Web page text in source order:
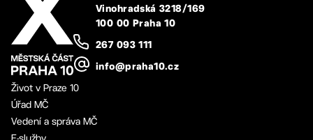
Vinohradská 3218/169
100 00 Praha 10
267 093 111
info@praha10.cz
Život v Praze 10
Úřad MČ
Vedení a správa MČ
E-služby